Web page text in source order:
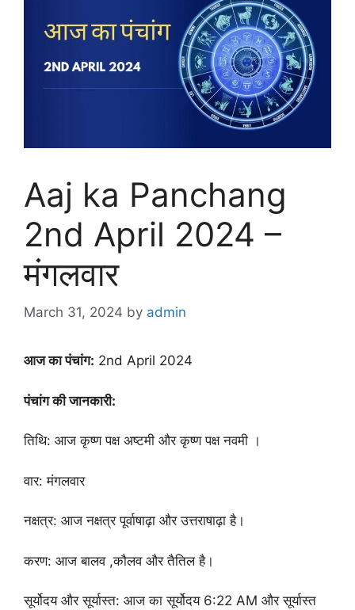
Aaj ka Panchang
2nd April 2024 –
मंगलवार
March 31, 2024 by admin
आज का पंचांग: 2nd April 2024
पंचांग की जानकारी:
तिथि: आज कृष्ण पक्ष अष्टमी और कृष्ण पक्ष नवमी ।
वार: मंगलवार
नक्षत्र: आज नक्षत्र पूर्वाषाढ़ा और उत्तराषाढ़ा है।
करण: आज बालव ,कौलव और तैतिल है।
सूर्योदय और सूर्यास्त: आज का सूर्योदय 6:22 AM और सूर्यास्त